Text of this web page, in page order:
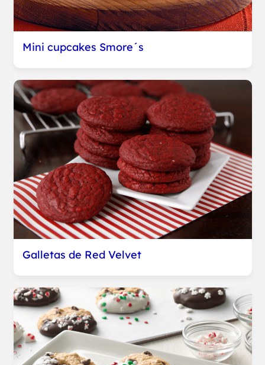
Mini cupcakes Smore´s
Galletas de Red Velvet